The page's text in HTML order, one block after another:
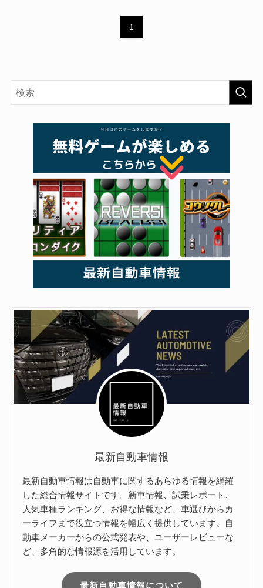
1
最新自動車情報
最新自動車情報は自動車に関するあらゆる情報を網羅
した総合情報サイトです。新車情報、試乗レポート、
人気車種ランキング、お得な情報など、車選びからカ
ーライフまで役立つ情報を幅広く提供しています。自
動車メーカーからの公式発表や、ユーザーレビューな
ど、多角的な情報源を活用しています。
最新自動車情報について